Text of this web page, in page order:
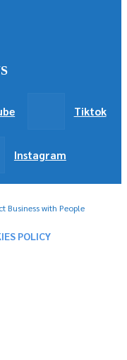
Tiktok
Instagram
Business with People
POLICY